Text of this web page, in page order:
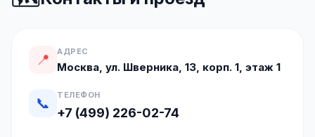
📍 АДРЕС
Москва, ул. Шверника, 13, корп. 1, этаж 1
📞 ТЕЛЕФОН
+7 (499) 226-02-74